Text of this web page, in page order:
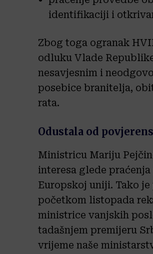
identifikaciji i
Zbog toga ogranak
odluku Vlade
nesavjesnim i
posebice branitelja,
rata.
Odustala od
Ministricu Mariju
interesa glede
Europskoj uniji. Tako
početkom listopada
ministrice vanjskih
tadašnjem premijeru
vrijeme naše